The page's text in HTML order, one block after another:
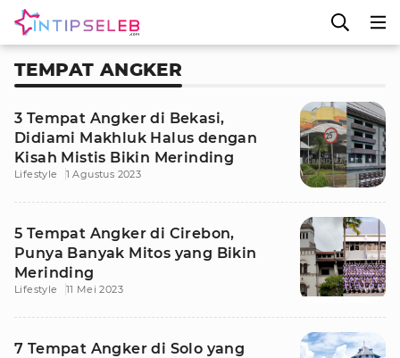
TEMPAT ANGKER
3 Tempat Angker di Bekasi,
Didiami Makhluk Halus dengan
Kisah Mistis Bikin Merinding
Lifestyle 1 Agustus 2023
5 Tempat Angker di Cirebon,
Punya Banyak Mitos yang Bikin
Merinding
Lifestyle 11 Mei 2023
7 Tempat Angker di Solo yang